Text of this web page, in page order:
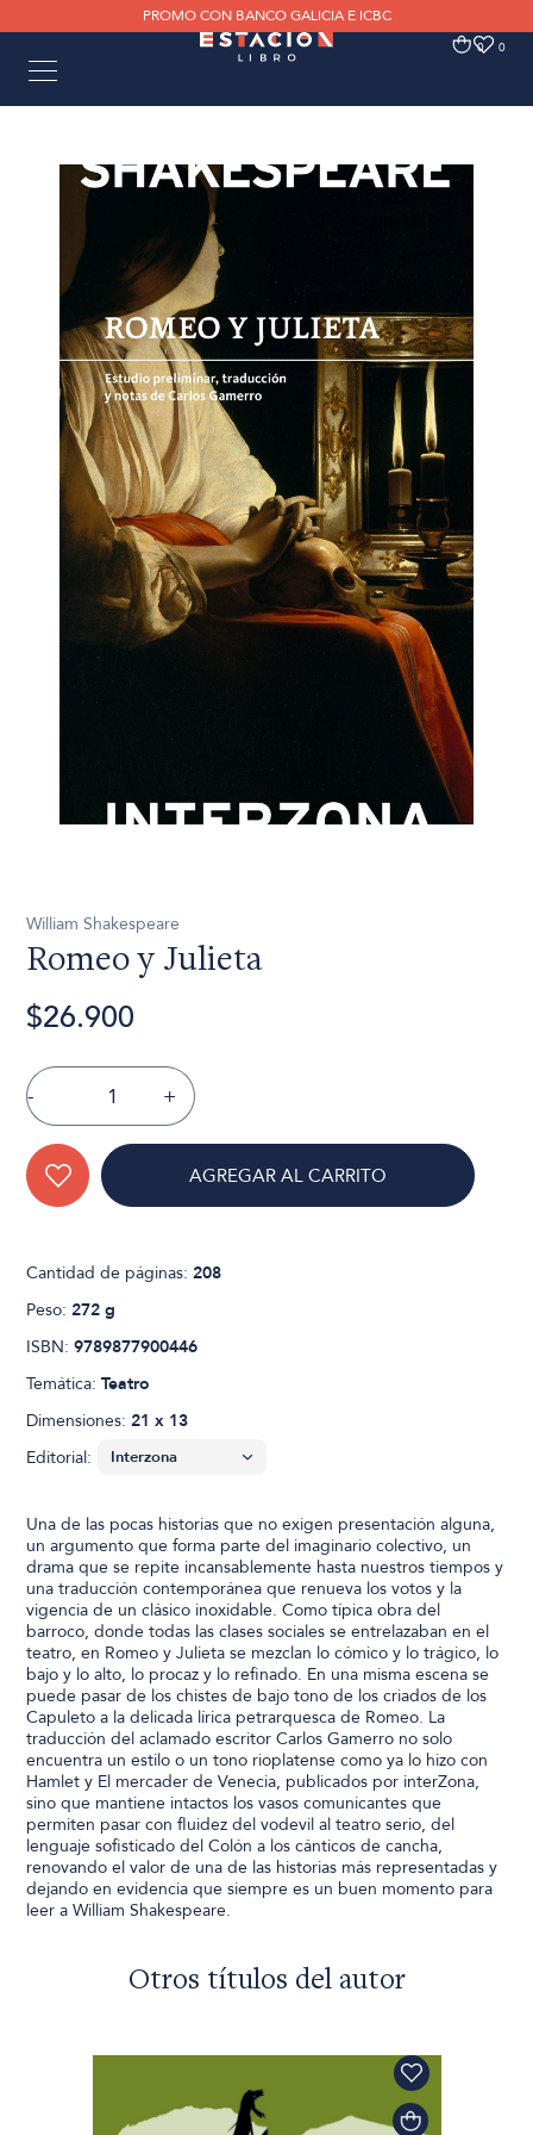
PROMO CON BANCO GALICIA E ICBC
0 0
William Shakespeare
Romeo y Julieta
$26.900
- +
AGREGAR AL CARRITO
Cantidad de páginas:208
Peso:272 g
ISBN:9789877900446
Temática:Teatro
Dimensiones:21 x 13
Editorial:
Una de las pocas historias que no exigen presentación alguna,
un argumento que forma parte del imaginario colectivo, un
drama que se repite incansablemente hasta nuestros tiempos y
una traducción contemporánea que renueva los votos y la
vigencia de un clásico inoxidable. Como típica obra del
barroco, donde todas las clases sociales se entrelazaban en el
teatro, en Romeo y Julieta se mezclan lo cómico y lo trágico, lo
bajo y lo alto, lo procaz y lo refinado. En una misma escena se
puede pasar de los chistes de bajo tono de los criados de los
Capuleto a la delicada lírica petrarquesca de Romeo. La
traducción del aclamado escritor Carlos Gamerro no solo
encuentra un estilo o un tono rioplatense como ya lo hizo con
Hamlet y El mercader de Venecia, publicados por interZona,
sino que mantiene intactos los vasos comunicantes que
permiten pasar con fluidez del vodevil al teatro serio, del
lenguaje sofisticado del Colón a los cánticos de cancha,
renovando el valor de una de las historias más representadas y
dejando en evidencia que siempre es un buen momento para
leer a William Shakespeare.
Otros títulos del autor